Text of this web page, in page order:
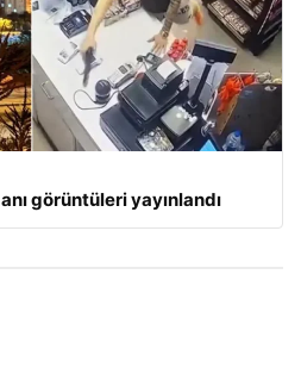
görüntüleri yayınlandı